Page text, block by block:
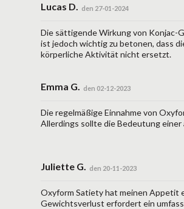
Lucas D. den 27-01-2024
Die sättigende Wirkung von Konjac-
ist jedoch wichtig zu betonen, dass
körperliche Aktivität nicht ersetzt.
Emma G. den 02-12-2023
Die regelmäßige Einnahme von
Allerdings sollte die Bedeutung
Juliette G. den 20-11-2023
Oxyform Satiety hat meinen Appetit
Gewichtsverlust erfordert ein